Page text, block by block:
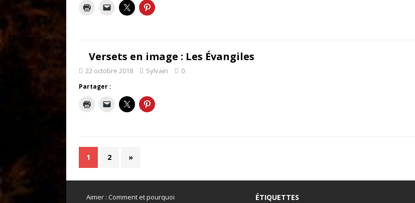
Versets en image : Les Évangiles
22 octobre 2018 Sylvain 0
Partager :
1 2 »
Aimer : Comment et pourquoi ÉTIQUETTES